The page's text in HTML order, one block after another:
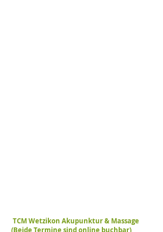
TCM Wetzikon Akupunktur & Massage
(Beide Termine sind online buchbar)